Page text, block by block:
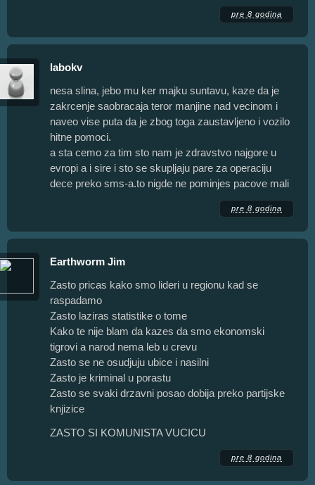
pre 8 godina
labokv
nesa slina, jebo mu ker majku suntavu, kaze da je
zakrcenje saobracaja teror manjine nad vecinom i
naveo vise puta da je zbog toga zaustavljeno i vozilo
hitne pomoci.
a sta cemo za tim sto nam je zdravstvo najgore u
evropi a i sire i sto se skupljaju pare za operaciju
dece preko sms-a.to nigde ne pominjes pacove mali
pre 8 godina
Earthworm Jim
Zasto pricas kako smo lideri u regionu kad se
raspadamo
Zasto laziras statistike o tome
Kako te nije blam da kazes da smo ekonomski
tigrovi a narod nema leb u crevu
Zasto se ne osudjuju ubice i nasilni
Zasto je kriminal u porastu
Zasto se svaki drzavni posao dobija preko partijske
knjizice
ZASTO SI KOMUNISTA VUCICU
pre 8 godina